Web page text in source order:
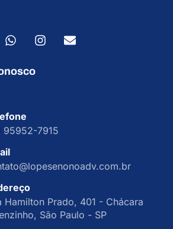
95952-7915
Hamilton Prado, 401 - Chácara
São Paulo - SP